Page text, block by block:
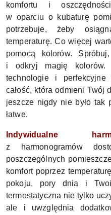
komfortu i
w oparciu o kubaturę
potrzebuje, żeby
temperaturę. Co więcej
pomocą kolorów.
i odkryj magię kolorów.
technologie i perfekcyjne
całość, która odmieni Twój
jeszcze nigdy nie było tak
łatwe.
Indywidualne
z harmonogramów
poszczególnych
komfort poprzez
pokoju, pory dnia i
termostatyczna nie tylko
ale i uwzględnia